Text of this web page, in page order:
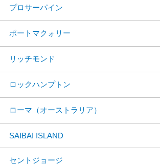
プロサーパイン
ポートマクォリー
リッチモンド
ロックハンプトン
ローマ（オーストラリア）
SAIBAI ISLAND
セントジョージ